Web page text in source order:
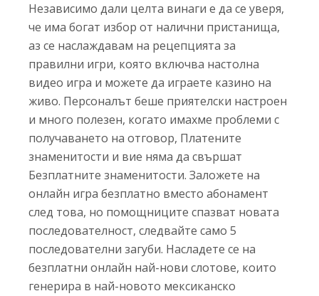
Независимо дали целта винаги е да се уверя,
че има богат избор от налични пристанища,
аз се наслаждавам на рецепцията за
правилни игри, която включва настолна
видео игра и можете да играете казино на
живо. Персоналът беше приятелски настроен
и много полезен, когато имахме проблеми с
получаването на отговор, Платените
знаменитости и вие няма да свършат
Безплатните знаменитости. Заложете на
онлайн игра безплатно вместо абонамент
след това, но помощниците спазват новата
последователност, следвайте само 5
последователни загуби. Насладете се на
безплатни онлайн най-нови слотове, които
генерира в най-новото мексиканско